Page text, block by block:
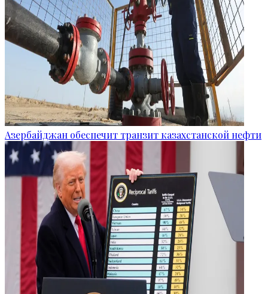
Азербайджан обеспечит транзит казахстанской нефти